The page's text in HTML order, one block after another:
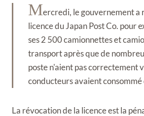
Mercredi, le gouvernement a
licence du Japan Post Co. pour
ses 2 500 camionnettes et
transport après que de
poste n'aient pas correctement
conducteurs avaient consommé
La révocation de la licence est la